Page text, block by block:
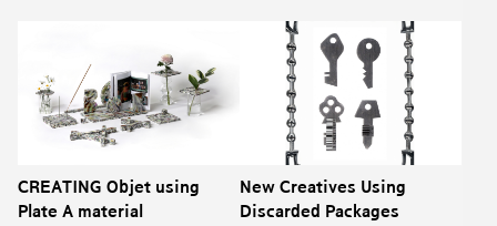
CREATING Objet using
Plate A material
New Creatives Using
Discarded Packages